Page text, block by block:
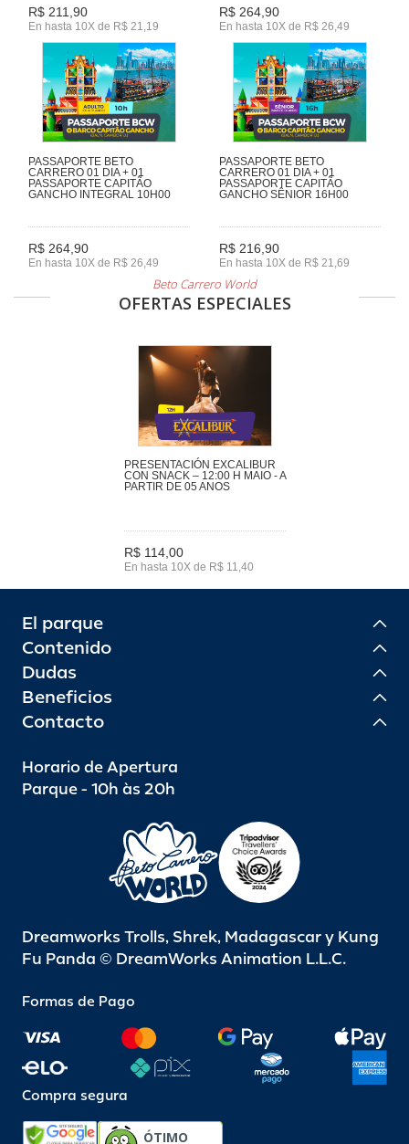
R$ 211,90
En hasta 10X de R$ 21,19
R$ 264,90
En hasta 10X de R$ 26,49
PASSAPORTE BETO
CARRERO 01 DIA + 01
PASSAPORTE CAPITÃO
GANCHO INTEGRAL 10H00
R$ 264,90
En hasta 10X de R$ 26,49
PASSAPORTE BETO
CARRERO 01 DIA + 01
PASSAPORTE CAPITÃO
GANCHO SÊNIOR 16H00
R$ 216,90
En hasta 10X de R$ 21,69
Beto Carrero World
OFERTAS ESPECIALES
PRESENTACIÓN EXCALIBUR
CON SNACK – 12:00 H MAIO - A
PARTIR DE 05 ANOS
R$ 114,00
En hasta 10X de R$ 11,40
El parque
Contenido
Dudas
Beneficios
Contacto
Horario de Apertura
Parque - 10h às 20h
Dreamworks Trolls, Shrek, Madagascar y Kung
Fu Panda © DreamWorks Animation L.L.C.
Formas de Pago
Compra segura
ÓTIMO